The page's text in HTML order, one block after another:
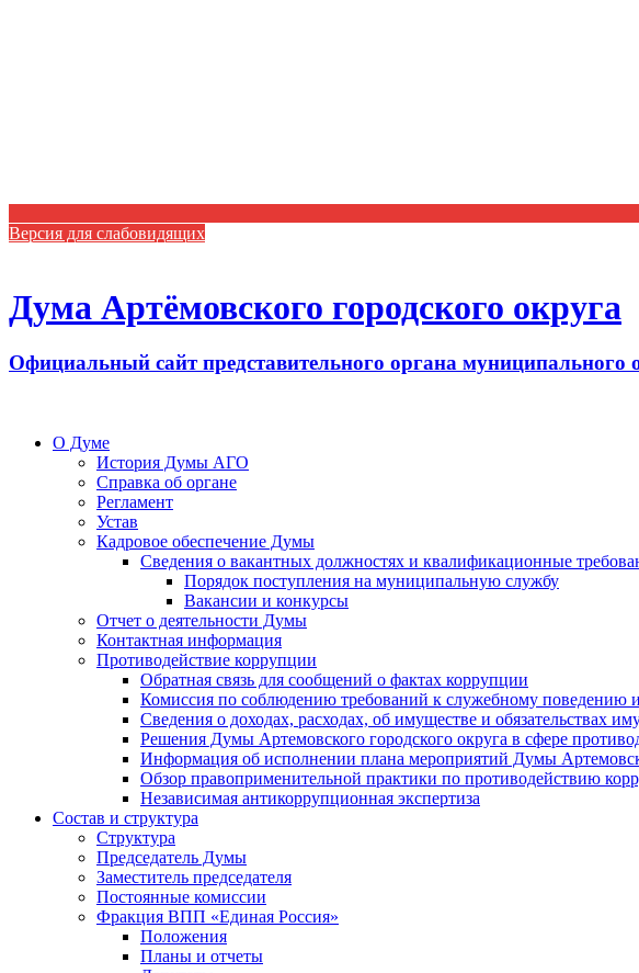
Версия для слабовидящих
Дума Артёмовского городского округа
Официальный сайт представительного органа муниципального
О Думе
История Думы АГО
Справка об органе
Регламент
Устав
Кадровое обеспечение Думы
Сведения о вакантных должностях и квалификационные
Порядок поступления на муниципальную службу
Вакансии и конкурсы
Отчет о деятельности Думы
Контактная информация
Противодействие коррупции
Обратная связь для сообщений о фактах коррупции
Комиссия по соблюдению требований к служебному поведению
Сведения о доходах, расходах, об имуществе и обязательствах
Решения Думы Артемовского городского округа в сфере
Информация об исполнении плана мероприятий Думы
Обзор правоприменительной практики по противодействию
Независимая антикоррупционная экспертиза
Состав и структура
Структура
Председатель Думы
Заместитель председателя
Постоянные комиссии
Фракция ВПП «Единая Россия»
Положения
Планы и отчеты